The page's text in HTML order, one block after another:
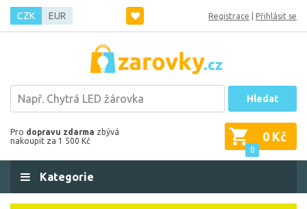
CZK EUR Registrace Přihlásit se
Hledat
Pro dopravu zdarma zbývá
nakoupit za 1 500 Kč
0
0 Kč
Kategorie